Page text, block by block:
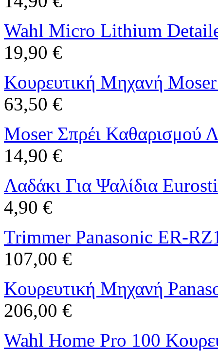
Wahl Micro Lithium
19,90 €
Κουρευτική Μηχανή
63,50 €
Moser Σπρέι Καθαρισμού
14,90 €
Λαδάκι Για Ψαλίδια
4,90 €
Trimmer Panasonic ER-
107,00 €
Κουρευτική Μηχανή
206,00 €
Wahl Home Pro 100